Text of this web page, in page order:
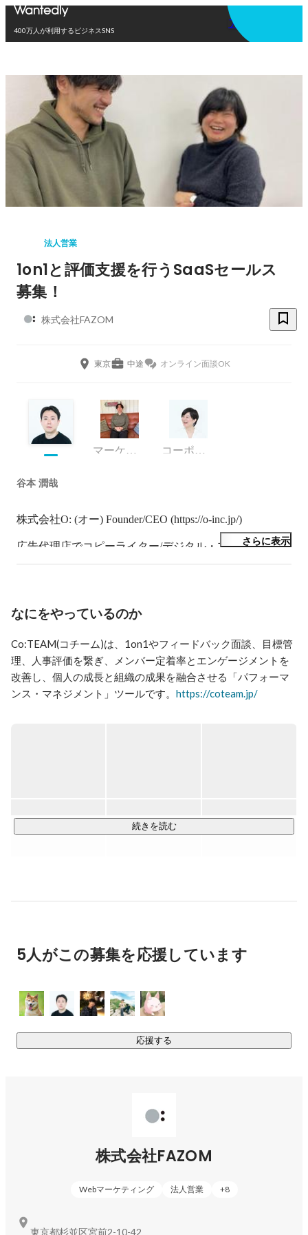
400万人が利用するビジネスSNS
アプリを使う
法人営業
1on1と評価支援を行うSaaSセールス
募集！
株式会社FAZOM
東京 中途 オンライン面談OK
マーケティング コーポレート・スタッフ
谷本 潤哉
株式会社O: (オー) Founder/CEO (https://o-inc.jp/)
広告代理店でコピーライター/デジタル・プランナーを
する「Co:TEAM」というサービスを展開中。
経営陣・マネージャー・同僚との「高頻度 & オープ
ン」な対話により、継続的にパフォーマンスを高めて、
楽しく成果をあげられるチームをもっとこの国に増やし
ていきたいと思っています。
さらに表示
なにをやっているのか
Co:TEAM(コチーム)は、1on1やフィードバック面談、目標管
理、人事評価を繋ぎ、メンバー定着率とエンゲージメントを
改善し、個人の成長と組織の成果を融合させる「パフォーマ
ンス・マネジメント」ツールです。 https://coteam.jp/
チームに発生する様々なズレを「マネジメント・HR・ヘルス
しています。
続きを読む
5人がこの募集を応援しています
応援する
株式会社FAZOM
Webマーケティング 法人営業 +8
東京都杉並区宮前2-10-42